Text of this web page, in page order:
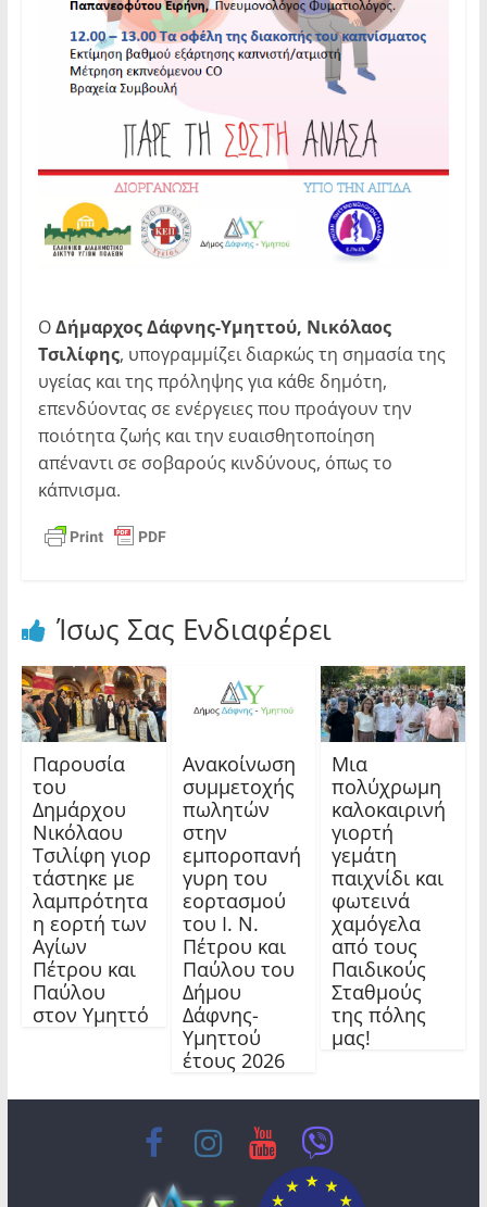
ΟΔήμαρχος Δάφνης-Υμηττού, Νικόλαος
Τσιλίφης, υπογραμμίζει διαρκώς τη σημασία της
υγείας και της πρόληψης για κάθε δημότη,
επενδύοντας σε ενέργειες που προάγουν την
ποιότητα ζωής και την ευαισθητοποίηση
απέναντι σε σοβαρούς κινδύνους, όπως το
κάπνισμα.
Ίσως Σας Ενδιαφέρει
Παρουσία
του
Δημάρχου
Νικόλαου
Τσιλίφη γιορ
τάστηκε με
λαμπρότητα
η εορτή των
Αγίων
Πέτρου και
Παύλου
στον Υμηττό
Ανακοίνωση
συμμετοχής
πωλητών
στην
εμποροπανή
γυρη του
εορτασμού
του Ι. Ν.
Πέτρου και
Παύλου του
Δήμου
Δάφνης-
Υμηττού
έτους 2026
Μια
πολύχρωμη
καλοκαιρινή
γιορτή
γεμάτη
παιχνίδι και
φωτεινά
χαμόγελα
από τους
Παιδικούς
Σταθμούς
της πόλης
μας!